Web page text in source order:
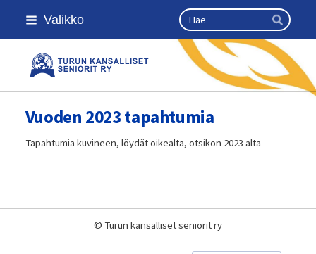
Siirry
sivun
Valikko Haku
Hae
Turun kansalliset seniorit ry
Vuoden 2023 tapahtumia
Tapahtumia kuvineen, löydät oikealta, otsikon 2023 alta
© Turun kansalliset seniorit ry